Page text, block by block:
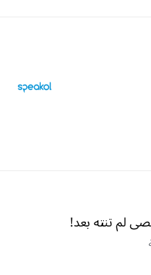
لم تنته بعد!